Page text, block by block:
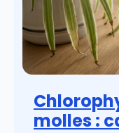
molles :